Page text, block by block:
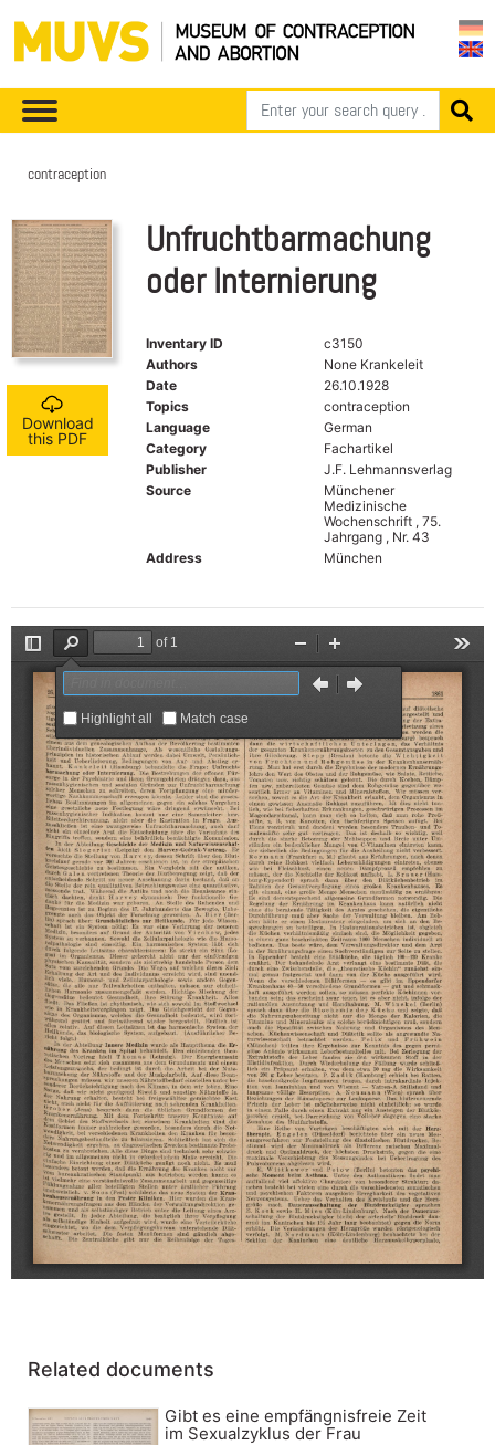
contraception
Download
this PDF
Unfruchtbarmachung
oder Internierung
Inventary ID
c3150
Authors
None Krankeleit
Date
26.10.1928
Topics
contraception
Language
German
Category
Fachartikel
Publisher
J.F. Lehmannsverlag
Source
Münchener
Medizinische
Wochenschrift , 75.
Jahrgang , Nr. 43
Address
München
Related documents
Gibt es eine empfängnisfreie Zeit
im Sexualzyklus der Frau